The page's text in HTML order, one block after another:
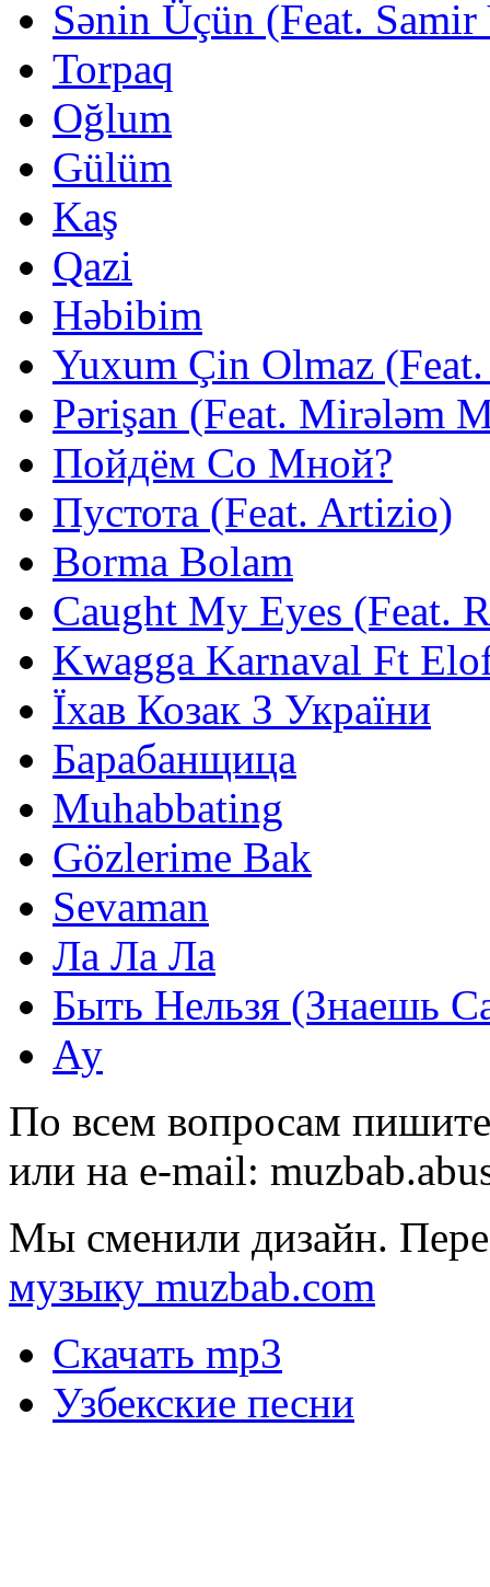
Sənin Üçün (Feat.
Torpaq
Oğlum
Gülüm
Kaş
Qazi
Həbibim
Yuxum Çin Olmaz
Pərişan (Feat. Mirələm
Пойдём Со Мной?
Пустота (Feat. Artizio)
Borma Bolam
Caught My Eyes (Feat.
Kwagga Karnaval Ft
Їхав Козак З України
Барабанщица
Muhabbating
Gözlerime Bak
Sevaman
Ла Ла Ла
Быть Нельзя (Знаешь
Ау
По всем вопросам
или на e-mail:
Мы сменили дизайн.
музыку muzbab.com
Скачать mp3
Узбекские песни